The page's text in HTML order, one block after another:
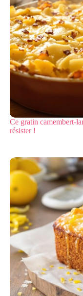
Ce gratin camembert-
résister !